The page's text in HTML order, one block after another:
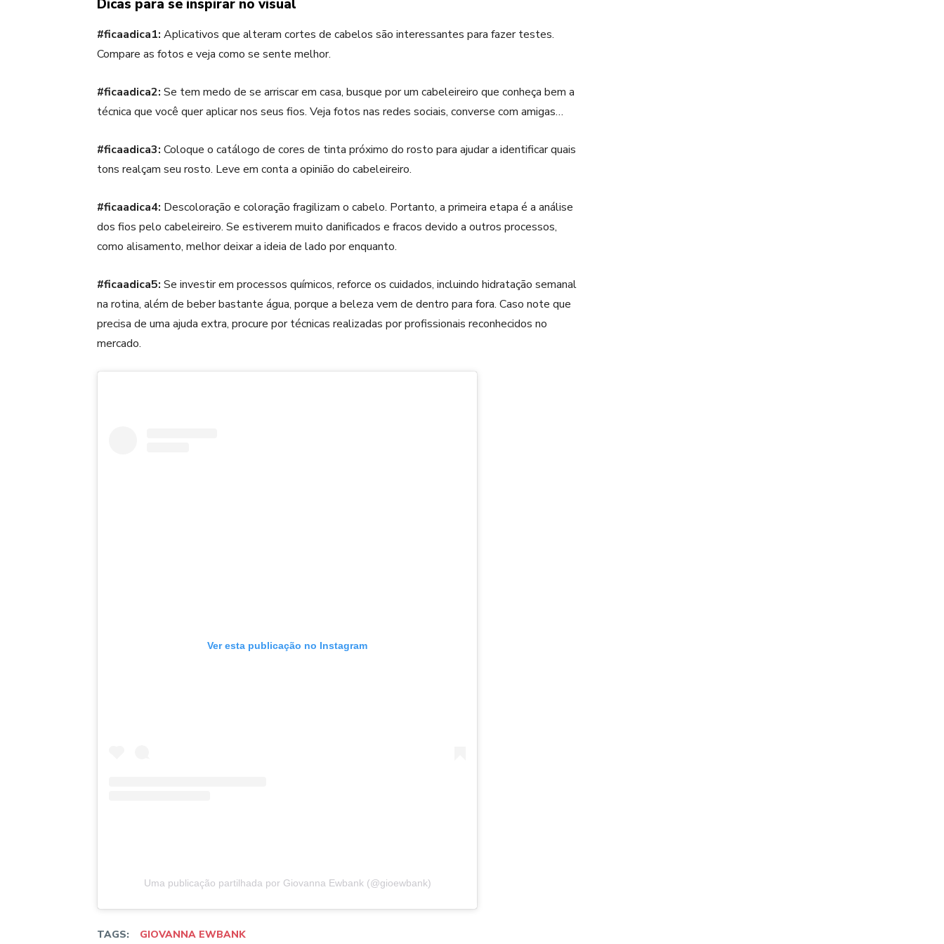
Dicas para se inspirar no visual
#ficaadica1: Aplicativos que alteram cortes de cabelos são interessantes para fazer testes.
Compare as fotos e veja como se sente melhor.
#ficaadica2: Se tem medo de se arriscar em casa, busque por um cabeleireiro que conheça bem a
técnica que você quer aplicar nos seus fios. Veja fotos nas redes sociais, converse com amigas…
#ficaadica3: Coloque o catálogo de cores de tinta próximo do rosto para ajudar a identificar quais
tons realçam seu rosto. Leve em conta a opinião do cabeleireiro.
#ficaadica4: Descoloração e coloração fragilizam o cabelo. Portanto, a primeira etapa é a análise
dos fios pelo cabeleireiro. Se estiverem muito danificados e fracos devido a outros processos,
como alisamento, melhor deixar a ideia de lado por enquanto.
#ficaadica5: Se investir em processos químicos, reforce os cuidados, incluindo hidratação semanal
na rotina, além de beber bastante água, porque a beleza vem de dentro para fora. Caso note que
precisa de uma ajuda extra, procure por técnicas realizadas por profissionais reconhecidos no
mercado.
Ver esta publicação no Instagram
Uma publicação partilhada por Giovanna Ewbank (@gioewbank)
TAGS: GIOVANNA EWBANK